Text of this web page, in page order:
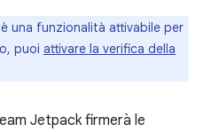
una funzionalità attivabile per
puoi attivare la verifica della
Jetpack firmerà le